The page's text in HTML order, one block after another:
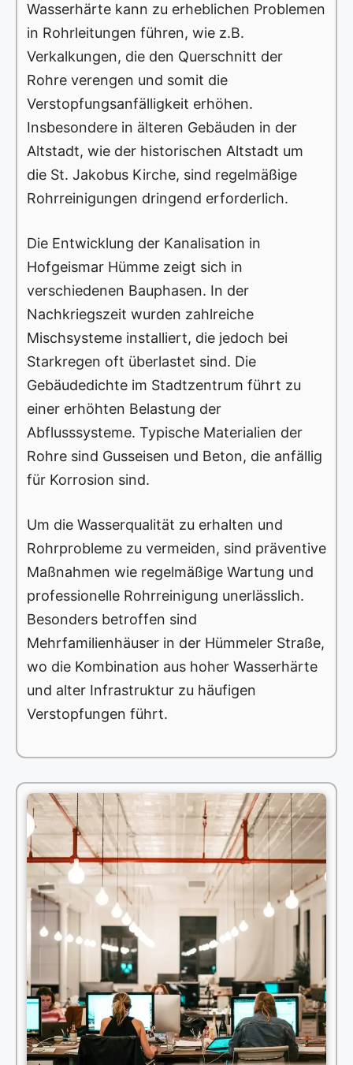
Wasserhärte kann zu erheblichen Problemen
in Rohrleitungen führen, wie z.B.
Verkalkungen, die den Querschnitt der
Rohre verengen und somit die
Verstopfungsanfälligkeit erhöhen.
Insbesondere in älteren Gebäuden in der
Altstadt, wie der historischen Altstadt um
die St. Jakobus Kirche, sind regelmäßige
Rohrreinigungen dringend erforderlich.
Die Entwicklung der Kanalisation in
Hofgeismar Hümme zeigt sich in
verschiedenen Bauphasen. In der
Nachkriegszeit wurden zahlreiche
Mischsysteme installiert, die jedoch bei
Starkregen oft überlastet sind. Die
Gebäudedichte im Stadtzentrum führt zu
einer erhöhten Belastung der
Abflusssysteme. Typische Materialien der
Rohre sind Gusseisen und Beton, die anfällig
für Korrosion sind.
Um die Wasserqualität zu erhalten und
Rohrprobleme zu vermeiden, sind präventive
Maßnahmen wie regelmäßige Wartung und
professionelle Rohrreinigung unerlässlich.
Besonders betroffen sind
Mehrfamilienhäuser in der Hümmeler Straße,
wo die Kombination aus hoher Wasserhärte
und alter Infrastruktur zu häufigen
Verstopfungen führt.